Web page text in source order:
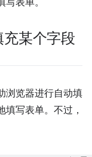
表单。
某个字段
浏览器进行自动填
写表单。不过，